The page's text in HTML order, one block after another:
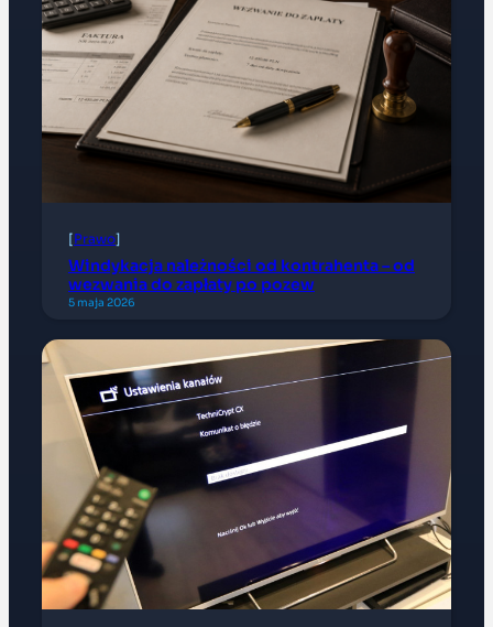
[Prawo]
Windykacja należności od kontrahenta – od
wezwania do zapłaty po pozew
5 maja 2026